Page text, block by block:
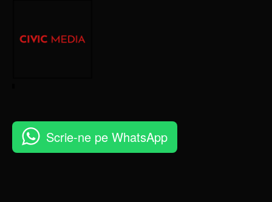
Scrie-ne pe WhatsApp